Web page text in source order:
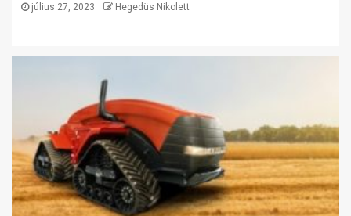
július 27, 2023 Hegedüs Nikolett